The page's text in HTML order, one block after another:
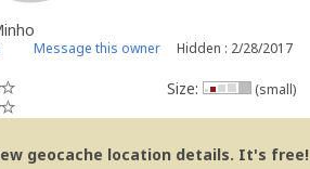
Message this owner Hidden : 2/28/2017
Size: (small)
geocache location details. It's free!